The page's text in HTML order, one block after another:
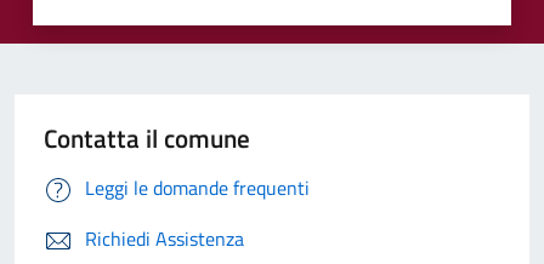
Contatta il comune
Leggi le domande frequenti
Richiedi Assistenza